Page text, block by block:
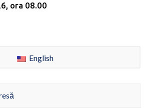
ora 08.00
English